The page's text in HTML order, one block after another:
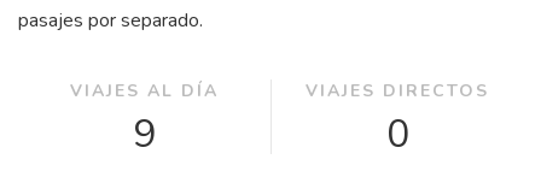
pasajes por separado.
VIAJES AL DÍA
9
VIAJES DIRECTOS
0